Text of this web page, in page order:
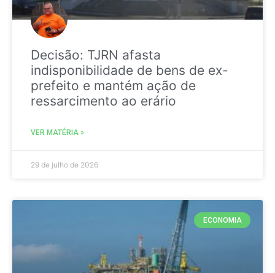
Decisão: TJRN afasta
indisponibilidade de bens de ex-
prefeito e mantém ação de
ressarcimento ao erário
VER MATÉRIA »
29 de julho de 2026
ECONOMIA